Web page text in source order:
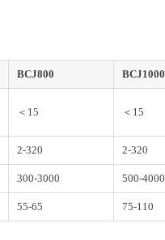
BCJ800 BCJ1000
＜15 ＜15
2-320 2-320
300-3000 500-4000
55-65 75-110